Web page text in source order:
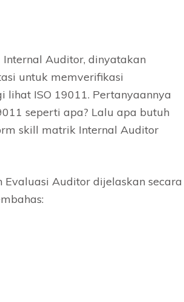
Internal Auditor, dinyatakan
untuk memverifikasi
lihat ISO 19011. Pertanyaannya
seperti apa? Lalu apa butuh
skill matrik Internal Auditor
Evaluasi Auditor dijelaskan secara